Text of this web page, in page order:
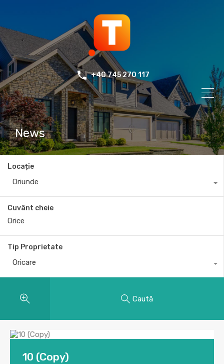
+40 745 270 117
News
Locație
Oriunde
Cuvânt cheie
Tip Proprietate
Oricare
Caută
10 (Copy)